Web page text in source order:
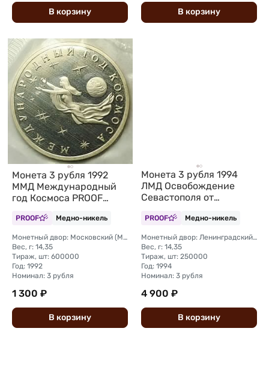
В корзину В корзину
Монета 3 рубля 1992
ММД Международный
год Космоса PROOF
PROOF Медно-никель
Монетный двор: Московский (ММД)
Вес, г: 14,35
Тираж, шт: 600000
Год: 1992
Номинал: 3 рубля
1 300 ₽
В корзину
Монета 3 рубля 1994
ЛМД Освобождение
Севастополя от
войск 50 лет (запайка)
PROOF Медно-никель
Монетный двор: Ленинградский (ЛМД)
Вес, г: 14,35
Тираж, шт: 250000
Год: 1994
Номинал: 3 рубля
4 900 ₽
В корзину